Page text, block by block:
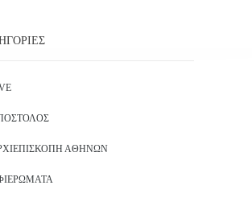
ΑΘΗΝΏΝ